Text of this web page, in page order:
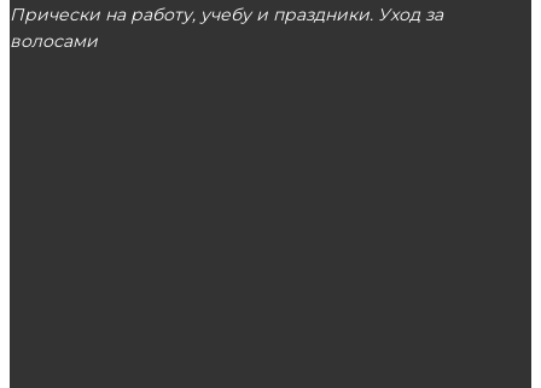
Прически на работу, учебу и праздники. Уход за
волосами